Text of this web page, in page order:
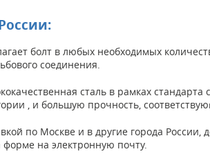
болт в любых необходимых
соединения.
сталь в рамках
, и большую прочность,
по Москве и в другие города
на электронную почту.